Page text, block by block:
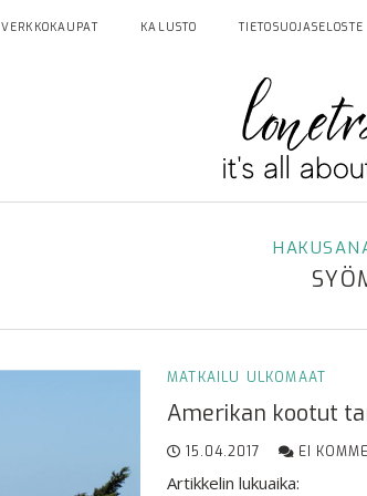
VERKKOKAUPAT KALUSTO TIETOSUOJASELOSTE
MATKAILU ULKOMAAT
Amerikan kootut
15.04.2017 EI
Artikkelin lukuaika: